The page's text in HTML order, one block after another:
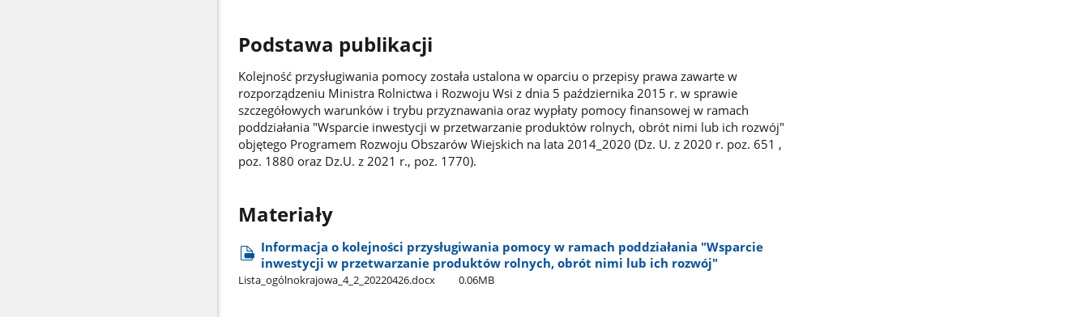
Podstawa publikacji
Kolejność przysługiwania pomocy została ustalona w oparciu o przepisy prawa zawarte w
rozporządzeniu Ministra Rolnictwa i Rozwoju Wsi z dnia 5 października 2015 r. w sprawie
szczegółowych warunków i trybu przyznawania oraz wypłaty pomocy finansowej w ramach
poddziałania "Wsparcie inwestycji w przetwarzanie produktów rolnych, obrót nimi lub ich rozwój"
objętego Programem Rozwoju Obszarów Wiejskich na lata 2014_2020 (Dz. U. z 2020 r. poz. 651 ,
poz. 1880 oraz Dz.U. z 2021 r., poz. 1770).
Materiały
Informacja o kolejności przysługiwania pomocy w ramach poddziałania "Wsparcie
inwestycji w przetwarzanie produktów rolnych, obrót nimi lub ich rozwój"
Lista​_ogólnokrajowa​_4​_2​_20220426.docx 0.06MB